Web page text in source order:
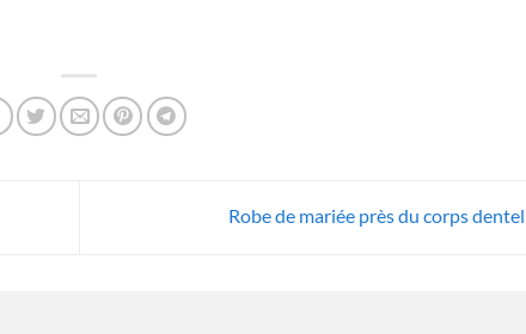
Robe de mariée près du corps